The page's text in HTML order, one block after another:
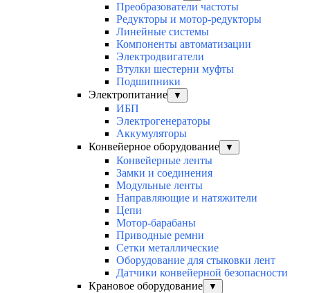
Преобразователи частоты
Редукторы и мотор-редукторы
Линейные системы
Компоненты автоматизации
Электродвигатели
Втулки шестерни муфты
Подшипники
Электропитание
▼
ИБП
Электрогенераторы
Аккумуляторы
Конвейерное оборудование
▼
Конвейерные ленты
Замки и соединения
Модульные ленты
Направляющие и натяжители
Цепи
Мотор-барабаны
Приводные ремни
Сетки металлические
Оборудование для стыковки лент
Датчики конвейерной безопасности
Крановое оборудование
▼